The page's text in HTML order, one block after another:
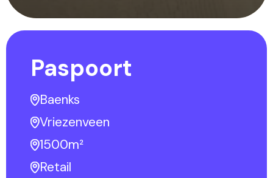
Paspoort
Baenks
Vriezenveen
1500m²
Retail